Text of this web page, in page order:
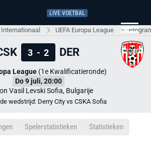
LIVE VOETBAL
Internationaal UEFA Europa League
3 - 2 DER
League(1e Kwalificatieronde)
Do 9 juli, 20:00
Vasil Levski Sofia, Bulgarije
wedstrijd: Derry City vs CSKA Sofia
Spelerstatistieken Statistieken